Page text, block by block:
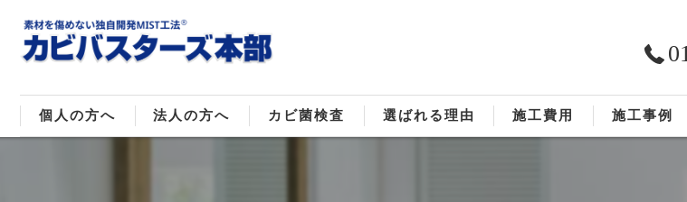
個人の方へ 法人の方へ カビ菌検査 選ばれる理由 施工費用 施工事例